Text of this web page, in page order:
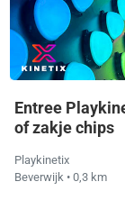
Entree
of zakje chips
Playkinetix
Beverwijk • 0,3 km